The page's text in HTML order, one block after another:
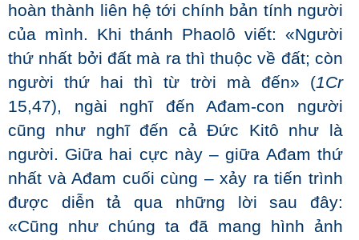
hoàn thành liên hệ tới chính bản tính người
của mình. Khi thánh Phaolô viết: «Người
thứ nhất bởi đất mà ra thì thuộc về đất; còn
người thứ hai thì từ trời mà đến» (1Cr
15,47), ngài nghĩ đến Ađam-con người
cũng như nghĩ đến cả Đức Kitô như là
người. Giữa hai cực này – giữa Ađam thứ
nhất và Ađam cuối cùng – xảy ra tiến trình
được diễn tả qua những lời sau đây:
«Cũng như chúng ta đã mang hình ảnh